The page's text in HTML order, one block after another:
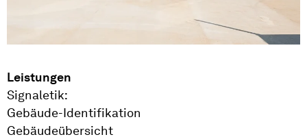
Leistungen
Signaletik:
Gebäude-Identifikation
Gebäudeübersicht